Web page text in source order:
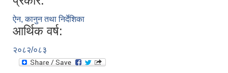
ऐन, कानुन तथा निर्देशिका
आर्थिक वर्ष:
२०८२/०८३